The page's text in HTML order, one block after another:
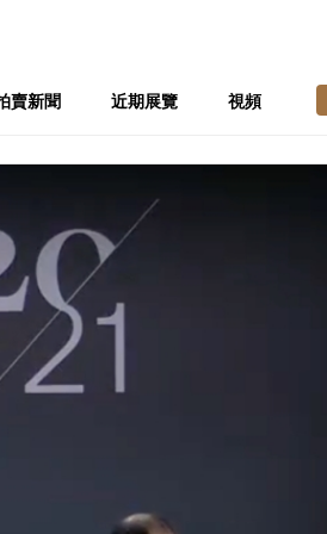
賣新聞 近期展覽 視頻